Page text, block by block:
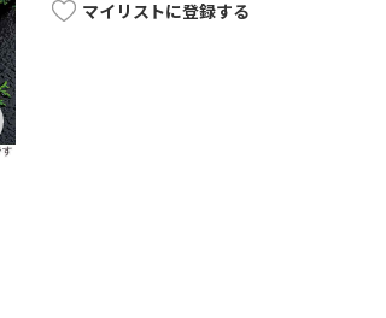
マイリストに登録する